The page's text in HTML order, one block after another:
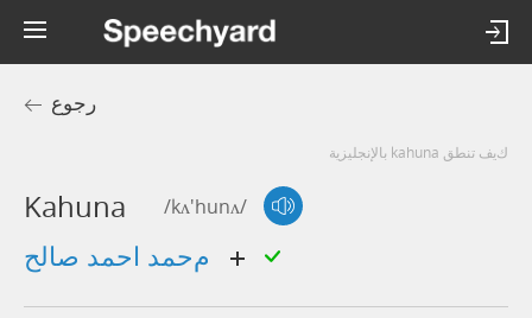
رجوع
كيف تنطق kahuna بالإنجليزية
Kahuna /kʌ'hunʌ/